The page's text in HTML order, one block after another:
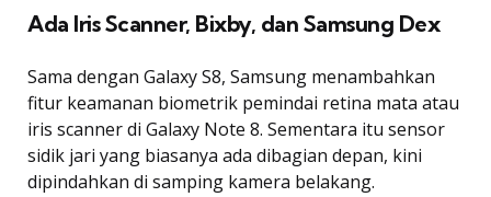
Ada Iris Scanner, Bixby, dan Samsung Dex
Sama dengan Galaxy S8, Samsung menambahkan
fitur keamanan biometrik pemindai retina mata atau
iris scanner di Galaxy Note 8. Sementara itu sensor
sidik jari yang biasanya ada dibagian depan, kini
dipindahkan di samping kamera belakang.